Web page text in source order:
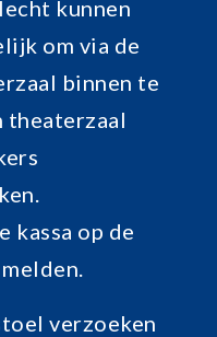
kunnen
om via de
binnen te
theaterzaal
kassa op de
verzoeken